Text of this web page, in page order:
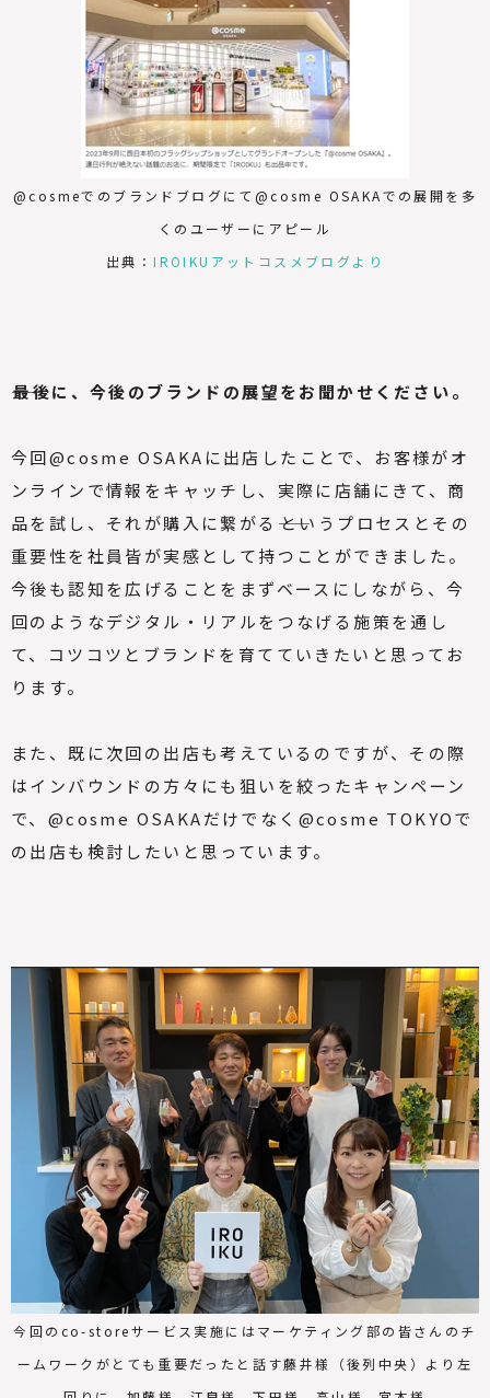
@cosmeでのブランドブログにて@cosme OSAKAでの展開を多
くのユーザーにアピール
出典：IROIKUアットコスメブログより
――最後に、今後のブランドの展望をお聞かせください。
今回@cosme OSAKAに出店したことで、お客様がオ
ンラインで情報をキャッチし、実際に店舗にきて、商
品を試し、それが購入に繋がる――というプロセスとその
重要性を社員皆が実感として持つことができました。
今後も認知を広げることをまずベースにしながら、今
回のようなデジタル・リアルをつなげる施策を通し
て、コツコツとブランドを育てていきたいと思ってお
ります。
また、既に次回の出店も考えているのですが、その際
はインバウンドの方々にも狙いを絞ったキャンペーン
で、@cosme OSAKAだけでなく@cosme TOKYOで
の出店も検討したいと思っています。
今回のco-storeサービス実施にはマーケティング部の皆さんのチ
ームワークがとても重要だったと話す藤井様（後列中央）より左